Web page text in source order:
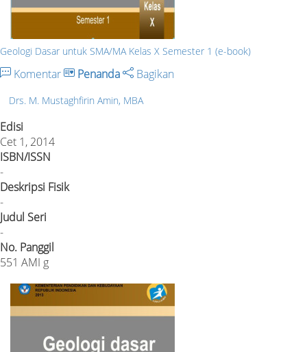
Geologi Dasar untuk SMA/MA Kelas X Semester 1 (e-book)
Komentar Penanda Bagikan
Drs. M. Mustaghfirin Amin, MBA
Edisi
Cet 1, 2014
ISBN/ISSN
-
Deskripsi Fisik
-
Judul Seri
-
No. Panggil
551 AMI g